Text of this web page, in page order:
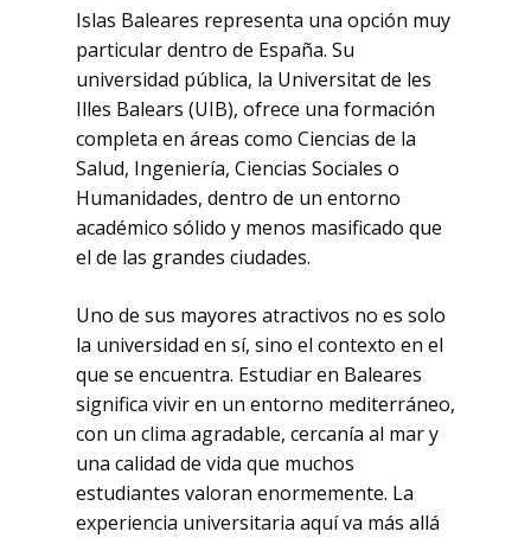
Islas Baleares representa una opción muy
particular dentro de España. Su
universidad pública, la Universitat de les
Illes Balears (UIB), ofrece una formación
completa en áreas como Ciencias de la
Salud, Ingeniería, Ciencias Sociales o
Humanidades, dentro de un entorno
académico sólido y menos masificado que
el de las grandes ciudades.
Uno de sus mayores atractivos no es solo
la universidad en sí, sino el contexto en el
que se encuentra. Estudiar en Baleares
significa vivir en un entorno mediterráneo,
con un clima agradable, cercanía al mar y
una calidad de vida que muchos
estudiantes valoran enormemente. La
experiencia universitaria aquí va más allá